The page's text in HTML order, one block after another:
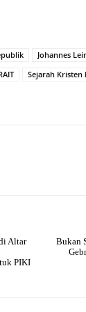
Johannes
Sejarah Kristen
Altar
PIKI
Bukan